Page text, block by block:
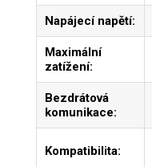
Napájecí napětí:
Maximální
zatížení:
Bezdrátová
komunikace:
Kompatibilita: